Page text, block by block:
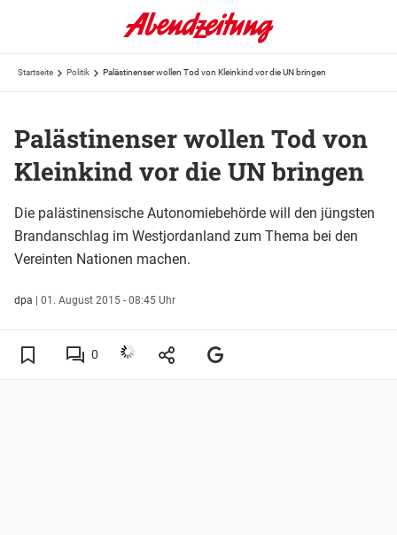
Startseite Politik Palästinenser wollen Tod von Kleinkind vor die UN bringen
Palästinenser wollen Tod von
Kleinkind vor die UN bringen
Die palästinensische Autonomiebehörde will den jüngsten
Brandanschlag im Westjordanland zum Thema bei den
Vereinten Nationen machen.
dpa | 01. August 2015 - 08:45 Uhr
0